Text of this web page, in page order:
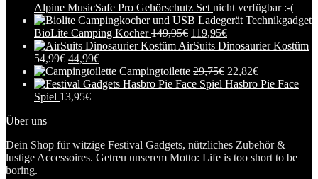
Alpine MusicSafe Pro Gehörschutz Set nicht verfügbar :-(
BioLite Camping Kocher 149,95€ 119,95€
AirSuits Dinosaurier Kostüm
54,99€ 44,99€
Campingtoilette 29,75€ 22,82€
Hasbro Pie Face
Spiel 13,95€
Über uns
Dein Shop für witzige Festival Gadgets, nützliches Zubehör &
lustige Accessoires. Getreu unserem Motto: Life is too short to be
boring.